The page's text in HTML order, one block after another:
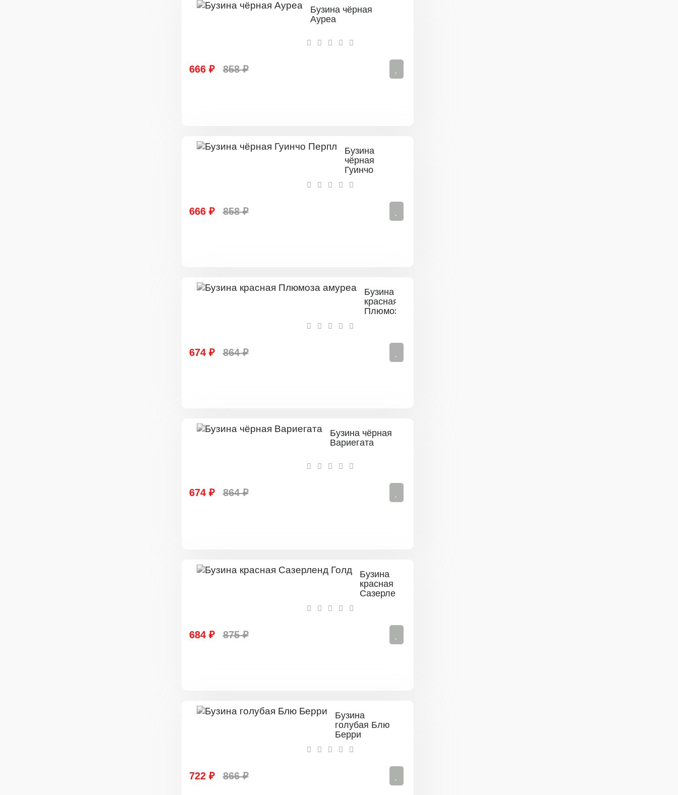
Бузина чёрная
Ауреа
666 ₽ 858 ₽
Бузина
чёрная
Гуинчо
Перпл
666 ₽ 858 ₽
Бузина
красная
Плюмоза
674 ₽ 864 ₽
Бузина чёрная
Вариегата
674 ₽ 864 ₽
Бузина
красная
Сазерленд
684 ₽ 875 ₽
Бузина
голубая Блю
Берри
722 ₽ 866 ₽